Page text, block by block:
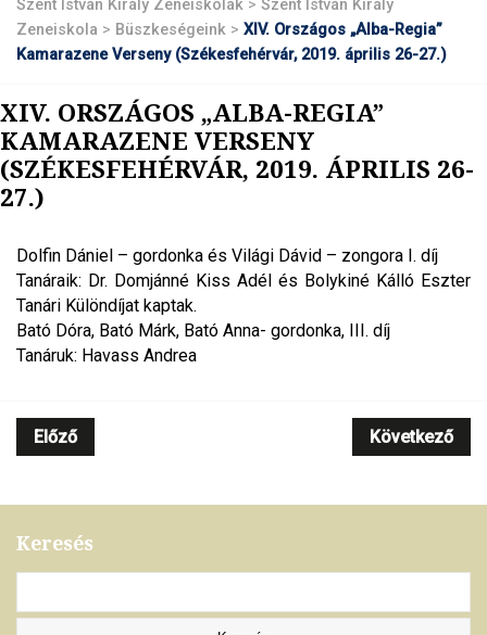
Szent István Király Zeneiskolák > Szent István Király
Zeneiskola > Büszkeségeink > XIV. Országos „Alba-Regia”
Kamarazene Verseny (Székesfehérvár, 2019. április 26-27.)
XIV. ORSZÁGOS „ALBA-REGIA”
KAMARAZENE VERSENY
(SZÉKESFEHÉRVÁR, 2019. ÁPRILIS 26-
27.)
Dolfin Dániel – gordonka és Világi Dávid – zongora I. díj
Tanáraik: Dr. Domjánné Kiss Adél és Bolykiné Kálló Eszter
Tanári Különdíjat kaptak.
Bató Dóra, Bató Márk, Bató Anna- gordonka, III. díj
Tanáruk: Havass Andrea
Előző Következő
Keresés